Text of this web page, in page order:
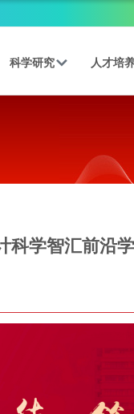
科学研究 人才培
科学智汇前沿